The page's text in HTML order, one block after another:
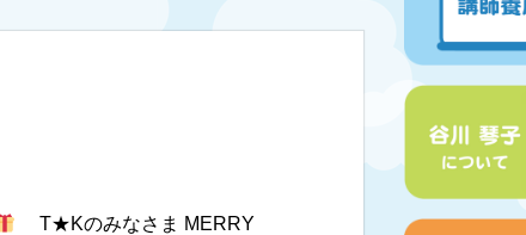
T★Kのみなさま MERRY